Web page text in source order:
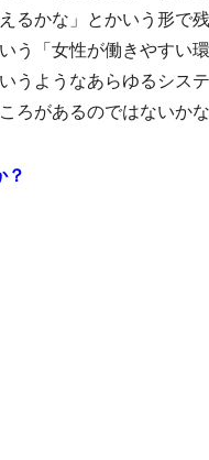
るかな」とかいう形で
う「女性が働きやすい
うようなあらゆるシス
があるのではないかな
？